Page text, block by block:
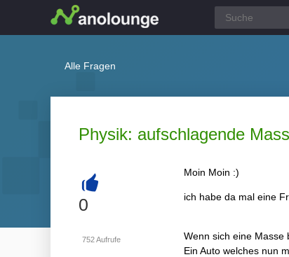
Alle Fragen
Physik: aufschlagende
+
0
752Aufrufe
Moin Moin :)
ich habe da mal eine
Wenn sich eine Masse
Ein Auto welches nun